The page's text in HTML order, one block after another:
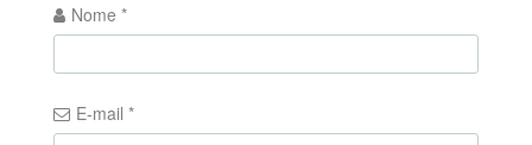
Nome *
E-mail *